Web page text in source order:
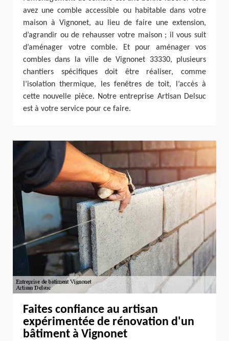
avez une comble accessible ou habitable dans votre
maison à Vignonet, au lieu de faire une extension,
d’agrandir ou de rehausser votre maison ; il vous suit
d’aménager votre comble. Et pour aménager vos
combles dans la ville de Vignonet 33330, plusieurs
chantiers spécifiques doit être réaliser, comme
l’isolation thermique, les fenêtres de toit, l’accès à
cette nouvelle pièce. Notre entreprise Artisan Delsuc
est à votre service pour ce faire.
Faites confiance au artisan
expérimentée de rénovation d'un
bâtiment à Vignonet